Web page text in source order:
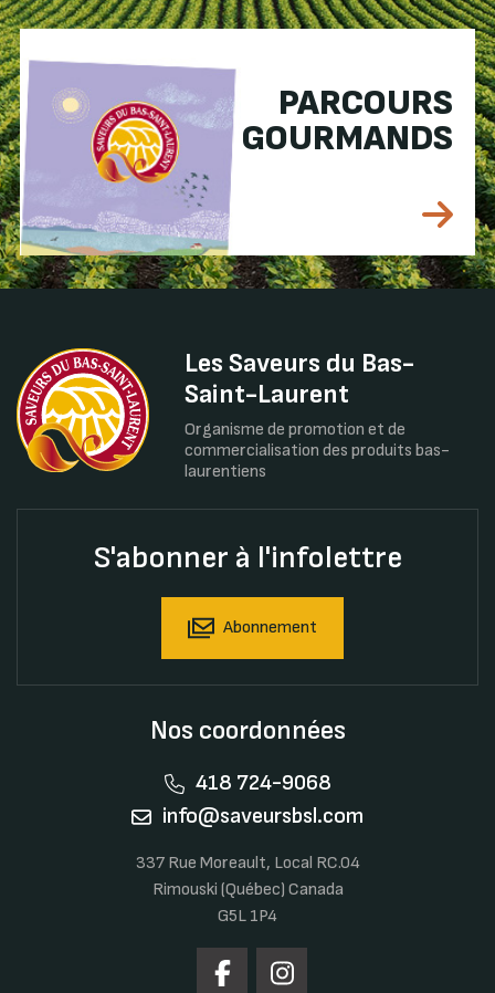
PARCOURS
GOURMANDS
Les Saveurs du Bas-
Saint-Laurent
Organisme de promotion et de
commercialisation des produits bas-
laurentiens
S'abonner à l'infolettre
Abonnement
Nos coordonnées
418 724-9068
info@saveursbsl.com
337 Rue Moreault, Local RC.04
Rimouski (Québec) Canada
G5L 1P4